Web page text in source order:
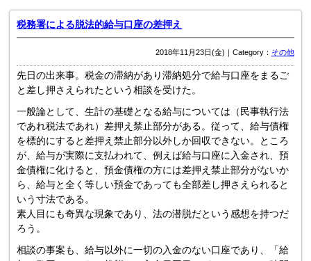
税務署による脱法的給与口座の差押え
2018年11月23日(金)｜Category： その他
先日の出来事。税金の滞納があり滞納処分で給与口座をまるご
と差し押さえられたという相談を受けた。
一般論として、生計の基礎となる給与については（民事執行法
であれ税法であれ）差押え禁止部分がある。従って、給与債権
を標的にすると差押え禁止部分以外しか回収できない。ところ
が、給与が実際に支払われて、例えば給与口座に入金され、預
金債権に化けると、預金債権の方には差押え禁止部分がないか
ら、給与と全く等しい預金であっても全部差し押さえられると
いう寸法である。
素人目にも奇異な現象であり、法の潜脱だという感想を持つだ
ろう。
相談の事案も、給与以外に一切の入金のない口座であり、「給